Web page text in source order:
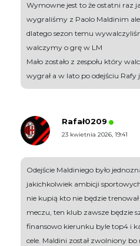
Wymowne jest to że ostatni raz
wygraliśmy z Paolo Maldinim
dlatego sezon temu
walczymy o grę w LM
Mało zostało z zespołu który
wygrał a w lato po odejściu Rafy
Rafał0209
23 kwietnia 2026, 19:41
Odejście Maldiniego było
jakichkolwiek ambicji
nie kupią kto nie będzie
meczu, ten klub zawsze będzie
finansowo kierunku byle top4 i
cele. Maldini został zwolniony bo